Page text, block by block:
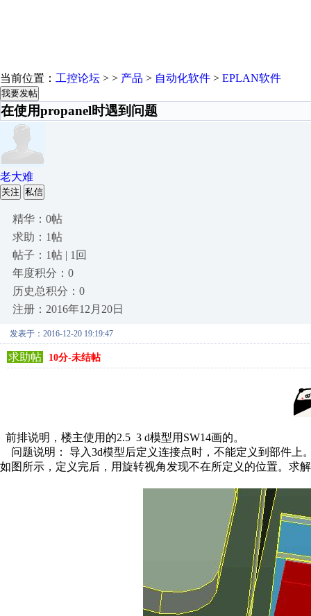
当前位置： 工控论坛 > > 产品 > 自动化软件 > EPLAN软件
我要发帖
在使用propanel时遇到问题
老大难
关注 私信
精华：0帖
求助：1帖
帖子：1帖 | 1回
年度积分：0
历史总积分：0
注册：2016年12月20日
发表于：2016-12-20 19:19:47
求助帖 10分-未结帖
前排说明，楼主使用的2.5 3 d模型用SW14画的。
问题说明： 导入3d模型后定义连接点时，不能定义到部件上
如图所示，定义完后，用旋转视角发现不在所定义的位置。求